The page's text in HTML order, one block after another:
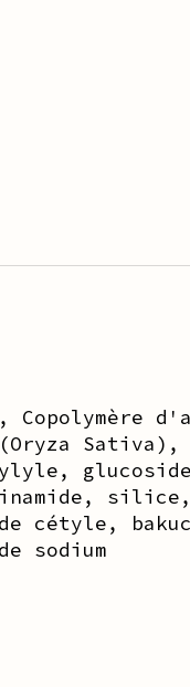
Copolymère
Sativa),
cétyle,
sodium